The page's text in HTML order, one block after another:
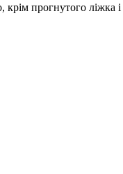
прогнутого ліжка